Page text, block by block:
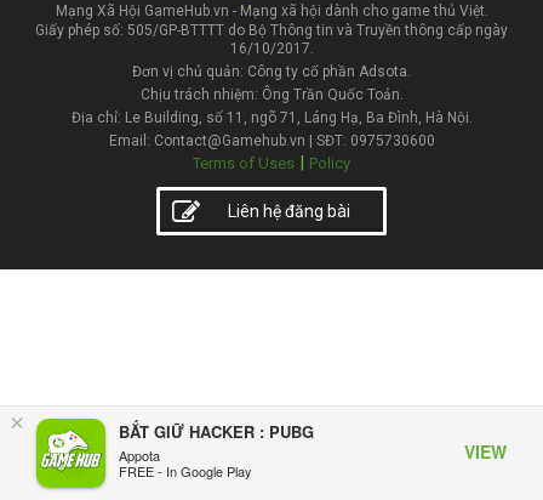
× BẮT GIỮ HACKER : PUBG
Appota
FREE - In Google Play
VIEW
Mạng Xã Hội GameHub.vn - Mạng xã hội dành cho game thủ Việt.
Giấy phép số: 505/GP-BTTTT do Bộ Thông tin và Truyền thông cấp ngày
16/10/2017.
Đơn vị chủ quản: Công ty cổ phần Adsota.
Chịu trách nhiệm: Ông Trần Quốc Toản.
Địa chỉ: Le Building, số 11, ngõ 71, Láng Hạ, Ba Đình, Hà Nội.
Email: Contact@Gamehub.vn | SĐT: 0975730600
Terms of Uses | Policy
Liên hệ đăng bài